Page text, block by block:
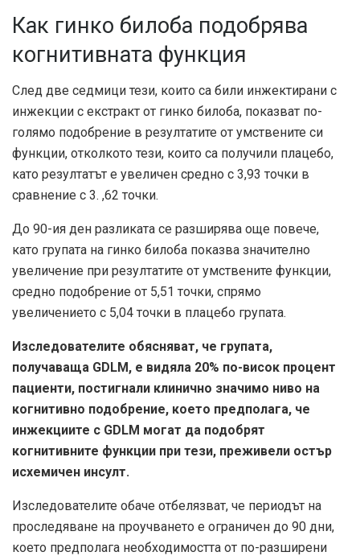
Как гинко билоба подобрява
когнитивната функция
След две седмици тези, които са били инжектирани с
инжекции с екстракт от гинко билоба, показват по-
голямо подобрение в резултатите от умствените си
функции, отколкото тези, които са получили плацебо,
като резултатът е увеличен средно с 3,93 точки в
сравнение с 3. ,62 точки.
До 90-ия ден разликата се разширява още повече,
като групата на гинко билоба показва значително
увеличение при резултатите от умствените функции,
средно подобрение от 5,51 точки, спрямо
увеличението с 5,04 точки в плацебо групата.
Изследователите обясняват, че групата,
получаваща GDLM, е видяла 20% по-висок процент
пациенти, постигнали клинично значимо ниво на
когнитивно подобрение, което предполага, че
инжекциите с GDLM могат да подобрят
когнитивните функции при тези, преживели остър
исхемичен инсулт.
Изследователите обаче отбелязват, че периодът на
проследяване на проучването е ограничен до 90 дни,
което предполага необходимостта от по-разширени